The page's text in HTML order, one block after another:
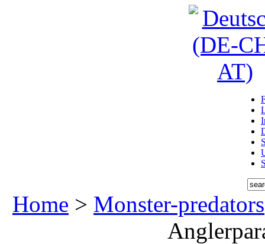
Home > Monster-predators